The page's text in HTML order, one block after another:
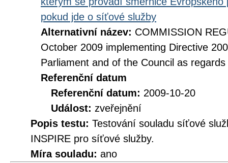
pokud jde o síťové služby
Alternativní název: COMMISSION
October 2009 implementing Directive
Parliament and of the Council as
Referenční datum
Referenční datum: 2009-10-20
Událost: zveřejnění
Popis testu: Testování souladu síťové
INSPIRE pro síťové služby.
Míra souladu: ano